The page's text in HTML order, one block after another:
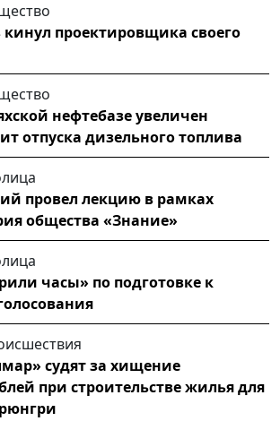
кинул проектировщика своего
нефтебазе увеличен
отпуска дизельного топлива
провел лекцию в рамках
общества «Знание»
часы» по подготовке к
судят за хищение
при строительстве жилья для